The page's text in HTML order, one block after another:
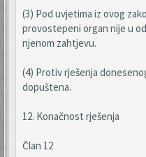
(3) Pod uvjetima iz ovog
provostepeni organ nije u
njenom zahtjevu.
(4) Protiv rješenja
dopuštena.
12. Konačnost rješenja
Član 12